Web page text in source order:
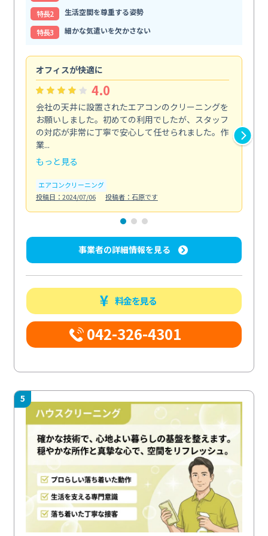
特⻑2
生活空間を尊重する姿勢
特⻑3
細かな気遣いを欠かさない
オフィスが快適に
4.0
会社の天井に設置されたエアコンのクリーニングを
お願いしました。初めての利用でしたが、スタッフ
の対応が非常に丁寧で安心して任せられました。作
業...
もっと見る
エアコンクリーニング
投稿日：2024/07/06
投稿者：石原です
事業者の詳細情報を見る
料金を見る
042-326-4301
5